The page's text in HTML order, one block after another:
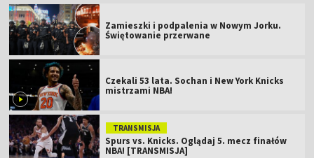
Zamieszki i podpalenia w Nowym Jorku.
Świętowanie przerwane
Czekali 53 lata. Sochan i New York Knicks
mistrzami NBA!
TRANSMISJA
Spurs vs. Knicks. Oglądaj 5. mecz finałów
NBA! [TRANSMISJA]